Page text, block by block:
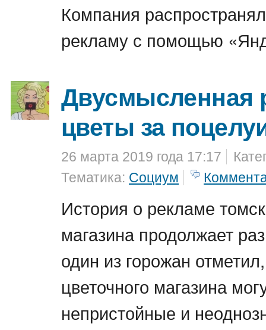
Компания
рекламу с помощью
Двусмысленная
цветы за
26 марта 2019 года 17:17
Тематика: Социум
История о рекламе
магазина продолжает
один из горожан
цветочного магазина
непристойные и